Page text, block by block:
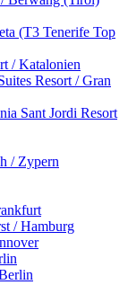
Tenerife Top
Resort / Gran
Jordi Resort
Zypern
Hamburg